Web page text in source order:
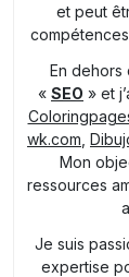
et peut
En dehors
« SEO » et
wk.com
Mon
ressources
Je suis
expertise